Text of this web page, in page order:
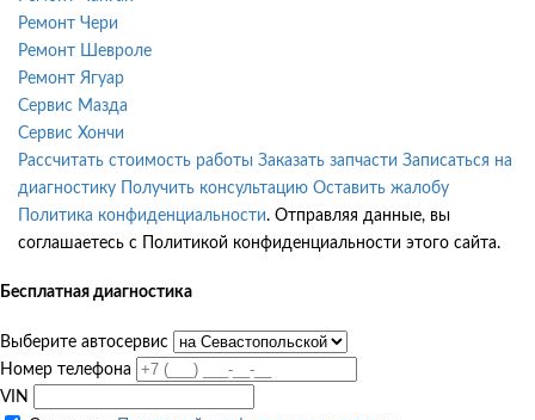
Ремонт Чери
Ремонт Шевроле
Ремонт Ягуар
Сервис Мазда
Сервис Хончи
Рассчитать стоимость работы Заказать запчасти Записаться на
диагностику
Получить консультацию Оставить жалобу
Политика конфиденциальности. Отправляя данные, вы
соглашаетесь с Политикой конфиденциальности этого сайта.
Бесплатная диагностика
Выберите автосервис
Номер телефона
VIN